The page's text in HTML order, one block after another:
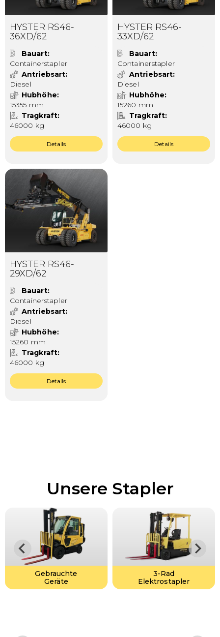
HYSTER RS46-
36XD/62
Bauart
Containerstapler
Antriebsart
Diesel
Hubhöhe
15355 mm
Tragkraft
46000 kg
Details
HYSTER RS46-
33XD/62
Bauart
Containerstapler
Antriebsart
Diesel
Hubhöhe
15260 mm
Tragkraft
46000 kg
Details
HYSTER RS46-
29XD/62
Bauart
Containerstapler
Antriebsart
Diesel
Hubhöhe
15260 mm
Tragkraft
46000 kg
Details
Unsere Stapler
Gebrauchte
Geräte
3-Rad
Elektrostapler